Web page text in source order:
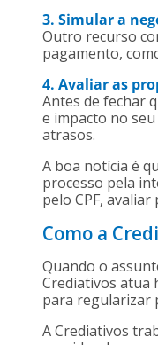
3. Simular a
Outro recurso
pagamento,
4. Avaliar as
Antes de fechar
e impacto no
atrasos.
A boa notícia é
processo pela
pelo CPF,
Como a
Quando o
Crediativos atua
para regularizar
A Crediativos